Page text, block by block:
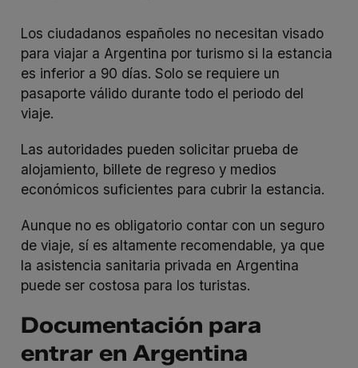
Los ciudadanos españoles no necesitan visado
para viajar a Argentina por turismo si la estancia
es inferior a 90 días. Solo se requiere un
pasaporte válido durante todo el periodo del
viaje.
Las autoridades pueden solicitar prueba de
alojamiento, billete de regreso y medios
económicos suficientes para cubrir la estancia.
Aunque no es obligatorio contar con un seguro
de viaje, sí es altamente recomendable, ya que
la asistencia sanitaria privada en Argentina
puede ser costosa para los turistas.
Documentación para
entrar en Argentina